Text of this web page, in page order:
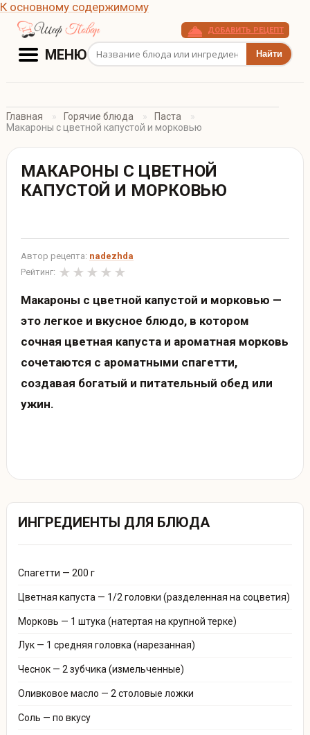
К основному содержимому
ДОБАВИТЬ РЕЦЕПТ
МЕНЮ Поиск рецептов
Главная Горячие блюда
Паста
Макароны с цветной капустой и морковью
МАКАРОНЫ С ЦВЕТНОЙ
КАПУСТОЙ И МОРКОВЬЮ
Автор рецепта: nadezhda
Рейтинг:
Макароны с цветной капустой и морковью —
это легкое и вкусное блюдо, в котором
сочная цветная капуста и ароматная морковь
сочетаются с ароматными спагетти,
создавая богатый и питательный обед или
ужин.
ИНГРЕДИЕНТЫ ДЛЯ БЛЮДА
Спагетти — 200 г
Цветная капуста — 1/2 головки (разделенная на соцветия)
Морковь — 1 штука (натертая на крупной терке)
Лук — 1 средняя головка (нарезанная)
Чеснок — 2 зубчика (измельченные)
Оливковое масло — 2 столовые ложки
Соль — по вкусу